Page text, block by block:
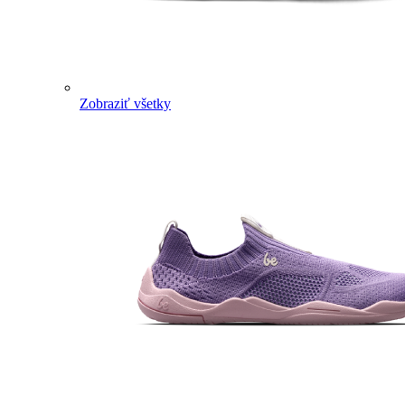
Zobraziť všetky